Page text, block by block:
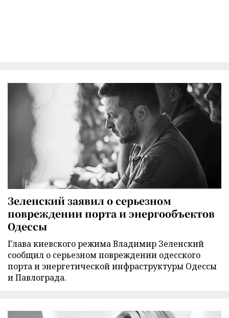
Зеленский заявил о серьезном
повреждении порта и энергообъектов
Одессы
Глава киевского режима Владимир Зеленский
сообщил о серьезном повреждении одесского
порта и энергетической инфраструктуры Одессы
и Павлограда.